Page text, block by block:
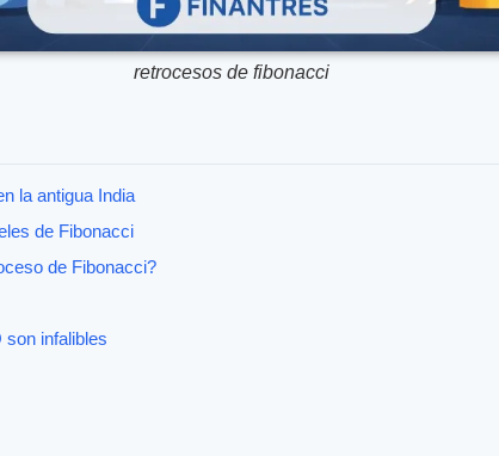
retrocesos de fibonacci
la antigua India
de Fibonacci
de Fibonacci?
son infalibles